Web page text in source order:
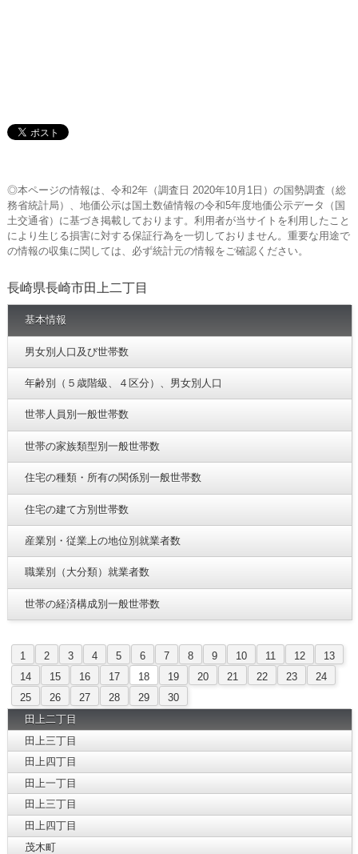
◎本ページの情報は、令和2年（調査日 2020年10月1日）の国勢調査（総
務省統計局）、地価公示は国土数値情報の令和5年度地価公示データ（国
土交通省）に基づき掲載しております。利用者が当サイトを利用したこと
により生じる損害に対する保証行為を一切しておりません。重要な用途で
の情報の収集に関しては、必ず統計元の情報をご確認ください。
長崎県長崎市田上二丁目
基本情報
男女別人口及び世帯数
年齢別（５歳階級、４区分）、男女別人口
世帯人員別一般世帯数
世帯の家族類型別一般世帯数
住宅の種類・所有の関係別一般世帯数
住宅の建て方別世帯数
産業別・従業上の地位別就業者数
職業別（大分類）就業者数
世帯の経済構成別一般世帯数
1 2 3 4 5 6 7 8 9 10 11 12
13
14
15 16 17 18 19 20 21 22 23
24
25
26 27 28 29
30
田上二丁目
田上三丁目
田上四丁目
田上一丁目
田上三丁目
田上四丁目
茂木町